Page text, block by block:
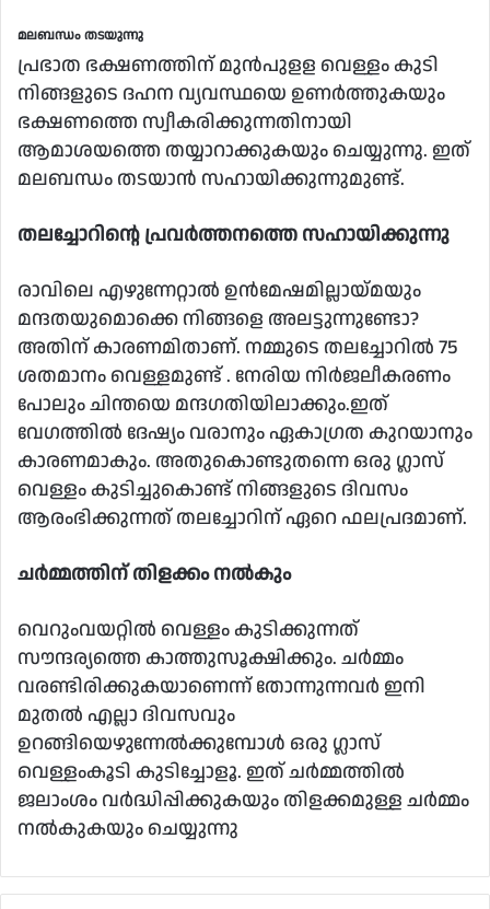
മലബന്ധം തടയുന്നു
പ്രഭാത ഭക്ഷണത്തിന് മുന്‍പുളള വെള്ളം കുടി
നിങ്ങളുടെ ദഹന വ്യവസ്ഥയെ ഉണര്‍ത്തുകയും
ഭക്ഷണത്തെ സ്വീകരിക്കുന്നതിനായി
ആമാശയത്തെ തയ്യാറാക്കുകയും ചെയ്യുന്നു. ഇത്
മലബന്ധം തടയാന്‍ സഹായിക്കുന്നുമുണ്ട്.
തലച്ചോറിന്റെ പ്രവര്‍ത്തനത്തെ സഹായിക്കുന്നു
രാവിലെ എഴുന്നേറ്റാല്‍ ഉന്‍മേഷമില്ലായ്മയും
മന്ദതയുമൊക്കെ നിങ്ങളെ അലട്ടുന്നുണ്ടോ?
അതിന് കാരണമിതാണ്. നമ്മുടെ തലച്ചോറില്‍ 75
ശതമാനം വെള്ളമുണ്ട് . നേരിയ നിര്‍ജലീകരണം
പോലും ചിന്തയെ മന്ദഗതിയിലാക്കും.ഇത്
വേഗത്തില്‍ ദേഷ്യം വരാനും ഏകാഗ്രത കുറയാനും
കാരണമാകും. അതുകൊണ്ടുതന്നെ ഒരു ഗ്ലാസ്
വെള്ളം കുടിച്ചുകൊണ്ട് നിങ്ങളുടെ ദിവസം
ആരംഭിക്കുന്നത് തലച്ചോറിന് ഏറെ ഫലപ്രദമാണ്.
ചര്‍മ്മത്തിന് തിളക്കം നല്‍കും
വെറുംവയറ്റില്‍ വെള്ളം കുടിക്കുന്നത്
സൗന്ദര്യത്തെ കാത്തുസൂക്ഷിക്കും. ചര്‍മ്മം
വരണ്ടിരിക്കുകയാണെന്ന് തോന്നുന്നവര്‍ ഇനി
മുതല്‍ എല്ലാ ദിവസവും
ഉറങ്ങിയെഴുന്നേല്‍ക്കുമ്പോള്‍ ഒരു ഗ്ലാസ്
വെള്ളംകൂടി കുടിച്ചോളൂ. ഇത് ചര്‍മ്മത്തില്‍
ജലാംശം വര്‍ദ്ധിപ്പിക്കുകയും തിളക്കമുള്ള ചര്‍മ്മം
നല്‍കുകയും ചെയ്യുന്നു